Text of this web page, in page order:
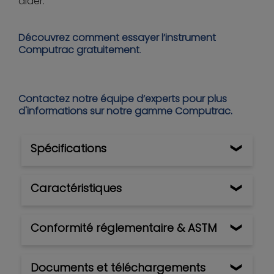
Découvrez comment essayer l’instrument
Computrac gratuitement.
Contactez notre équipe d’experts pour plus
d'informations sur notre gamme Computrac.
Spécifications
Caractéristiques
Conformité réglementaire & ASTM
Documents et téléchargements